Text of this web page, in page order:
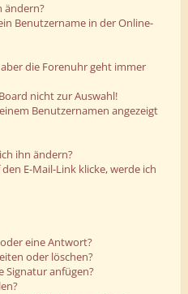
ändern?
Benutzername in der Online-
die Forenuhr geht immer
nicht zur Auswahl!
Benutzernamen angezeigt
ihn ändern?
E-Mail-Link klicke, werde ich
eine Antwort?
oder löschen?
Signatur anfügen?